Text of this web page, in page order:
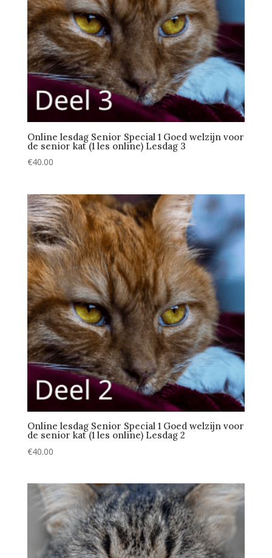
Online lesdag Senior Special 1 Goed welzijn voor
de senior kat (1 les online) Lesdag 3
€40.00
Online lesdag Senior Special 1 Goed welzijn voor
de senior kat (1 les online) Lesdag 2
€40.00